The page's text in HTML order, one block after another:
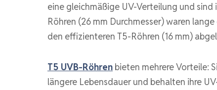
eine gleichmäßige UV-Verteilung und
Röhren (26 mm Durchmesser) waren
den effizienteren T5-Röhren (16 mm)
T5 UVB-Röhren bieten mehrere Vorteile:
längere Lebensdauer und behalten ihre